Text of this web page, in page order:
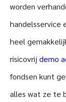
worden
handelsservice
heel
risicovrij demo
fondsen kunt
alles wat ze te